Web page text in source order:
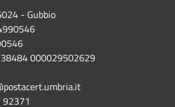
- Gubbio
000029502629
92371